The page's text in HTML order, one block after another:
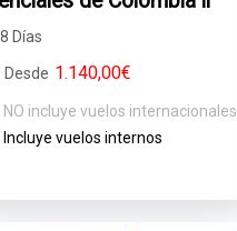
8 Días
Desde 1.140,00€
NO incluye vuelos internacionales
Incluye vuelos internos